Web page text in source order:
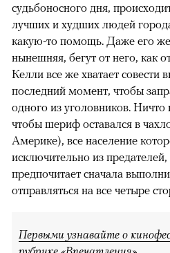
судьбоносного дня,
лучших и худших людей
какую-то помощь. Даже его
нынешняя, бегут от него, как
Келли все же хватает совести
последний момент, чтобы
одного из уголовников. Ничто
чтобы шериф оставался в
Америке), все население
исключительно из
предпочитает сначала
отправляться на все четыре
Первыми узнавайте о